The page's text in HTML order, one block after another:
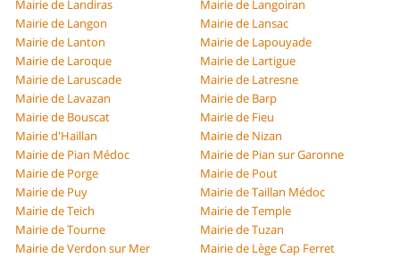
Mairie de Landiras
Mairie de Langoiran
Mairie de Langon
Mairie de Lansac
Mairie de Lanton
Mairie de Lapouyade
Mairie de Laroque
Mairie de Lartigue
Mairie de Laruscade
Mairie de Latresne
Mairie de Lavazan
Mairie de Barp
Mairie de Bouscat
Mairie de Fieu
Mairie d'Haillan
Mairie de Nizan
Mairie de Pian Médoc
Mairie de Pian sur Garonne
Mairie de Porge
Mairie de Pout
Mairie de Puy
Mairie de Taillan Médoc
Mairie de Teich
Mairie de Temple
Mairie de Tourne
Mairie de Tuzan
Mairie de Verdon sur Mer
Mairie de Lège Cap Ferret